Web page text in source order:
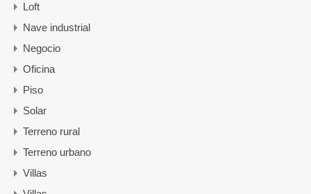
Loft
Nave industrial
Negocio
Oficina
Piso
Solar
Terreno rural
Terreno urbano
Villas